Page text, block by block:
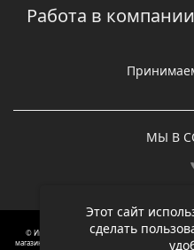
Этот сайт
сделать
Работа в
МЫ В
© Интернет-магазин напольных покрытий
магазин, вы даете согласие на обработку ваших